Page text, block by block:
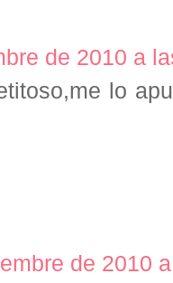
de 2010 a
lo
de 2010